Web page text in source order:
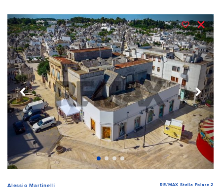
Alessio Martinelli RE/MAX Stella Polare 2